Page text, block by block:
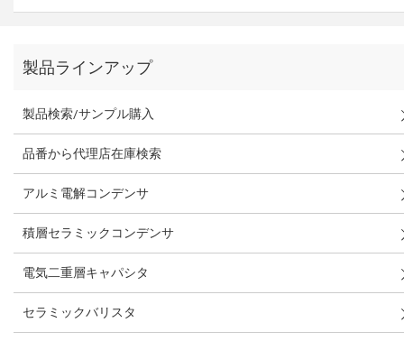
製品ラインアップ
製品検索/サンプル購入
品番から代理店在庫検索
アルミ電解コンデンサ
積層セラミックコンデンサ
電気二重層キャパシタ
セラミックバリスタ